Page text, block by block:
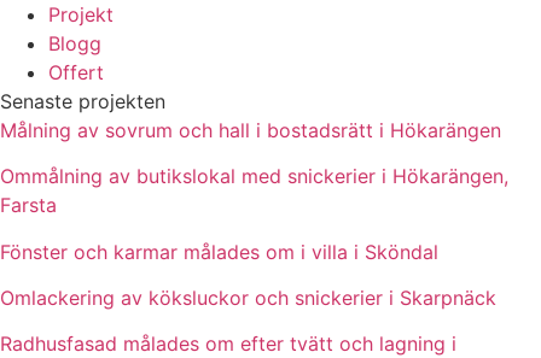
Projekt
Blogg
Offert
Senaste projekten
Målning av sovrum och hall i bostadsrätt i Hökarängen
Ommålning av butikslokal med snickerier i Hökarängen,
Farsta
Fönster och karmar målades om i villa i Sköndal
Omlackering av köksluckor och snickerier i Skarpnäck
Radhusfasad målades om efter tvätt och lagning i